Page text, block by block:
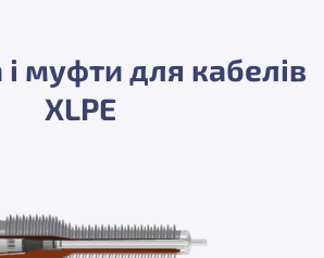
муфти для кабелів
XLPE